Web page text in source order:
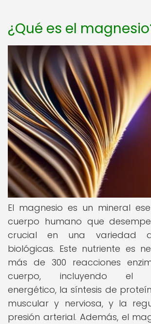
¿Qué es el
El magnesio es un mineral
cuerpo humano que
crucial en una variedad
biológicas. Este nutriente es
más de 300 reacciones
cuerpo, incluyendo el
energético, la síntesis de
muscular y nerviosa, y la
presión arterial. Además, el